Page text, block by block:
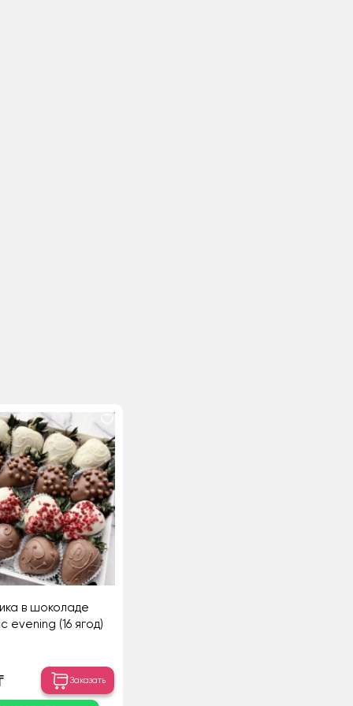
в шоколаде
evening (16 ягод)
Заказать